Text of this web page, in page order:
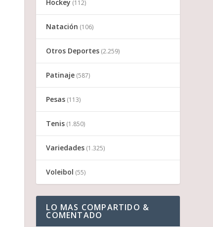
Hockey (112)
Natación (106)
Otros Deportes (2.259)
Patinaje (587)
Pesas (113)
Tenis (1.850)
Variedades (1.325)
Voleibol (55)
LO MAS COMPARTIDO &
COMENTADO